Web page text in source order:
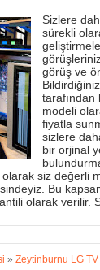
Sizlere
sürekli
görüş ve
tarafından
modeli
fiyatla
sizlere
bir orjinal
siz değerli
Bu
olarak verilir.
» Zeytinburnu LG